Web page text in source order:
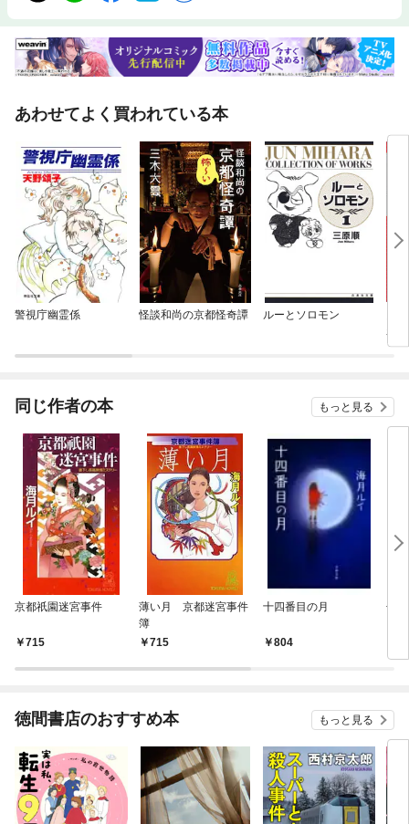
あわせてよく買われている本
警視庁幽霊係 怪談和尚の京都怪奇譚 ルーとソロモン
わ
同じ作者の本 もっと見る
京都祇園迷宮事件
715
薄い月 京都迷宮事件
簿
715
十四番目の月
804
子
徳間書店のおすすめ本 もっと見る